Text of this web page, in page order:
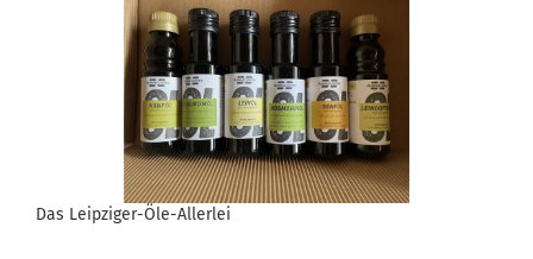
Das Leipziger-Öle-Allerlei